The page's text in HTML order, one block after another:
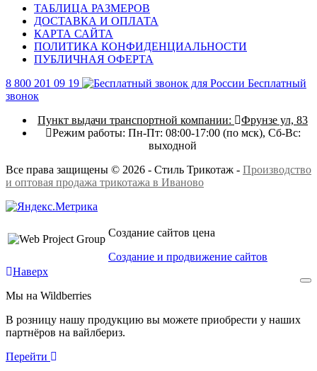
ТАБЛИЦА РАЗМЕРОВ
ДОСТАВКА И ОПЛАТА
КАРТА САЙТА
ПОЛИТИКА КОНФИДЕНЦИАЛЬНОСТИ
ПУБЛИЧНАЯ ОФЕРТА
8 800 201 09 19
Бесплатный
звонок
Пункт выдачи транспортной компании:
Фрунзе ул, 83
Режим работы: Пн-Пт: 08:00-17:00 (по мск), Сб-Вс:
выходной
Все права защищены © 2026 - Стиль Трикотаж - Производство
и оптовая продажа трикотажа в Иваново
Создание сайтов цена
Создание и продвижение сайтов
Наверх
Мы на Wildberries
В розницу нашу продукцию вы можете приобрести у наших
партнёров на вайлбериз.
Перейти